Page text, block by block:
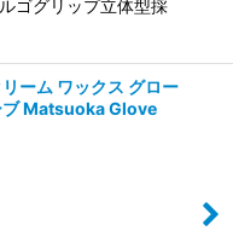
ゴグリップ立体型採
ーム ワックス グロー
ブ Matsuoka Glove